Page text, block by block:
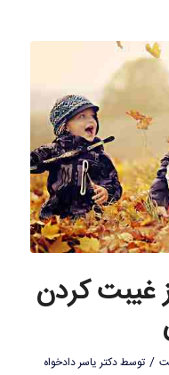
غیبت کردن
/ توسطدکتر یاسر دادخواه